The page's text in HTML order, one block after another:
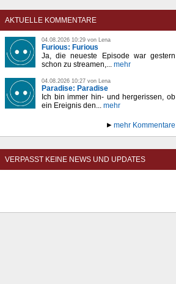
AKTUELLE KOMMENTARE
04.08.2026 10:29 von Lena
Furious: Furious
Ja, die neueste Episode war gestern
schon zu streamen,...
mehr
04.08.2026 10:27 von Lena
Paradise: Paradise
Ich bin immer hin- und hergerissen, ob
ein Ereignis den...
mehr
mehr Kommentare
VERPASST KEINE NEWS UND UPDATES